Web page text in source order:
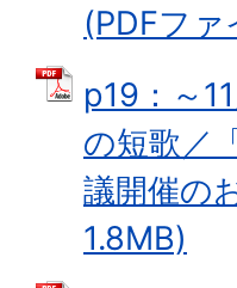
(PDFファ
p19：～
の短歌／
議開催の
1.8MB)